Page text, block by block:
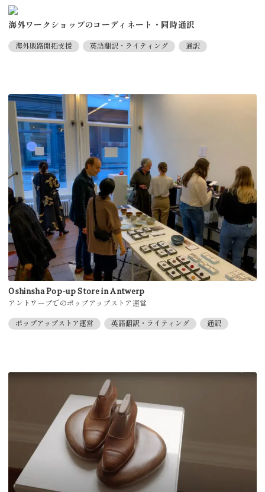
海外ワークショップのコーディネート・同時通訳
海外販路開拓支援 英語翻訳・ライティング 通訳
Oshinsha Pop-up Store in Antwerp
アントワープでのポップアップストア運営
ポップアップストア運営 英語翻訳・ライティング 通訳